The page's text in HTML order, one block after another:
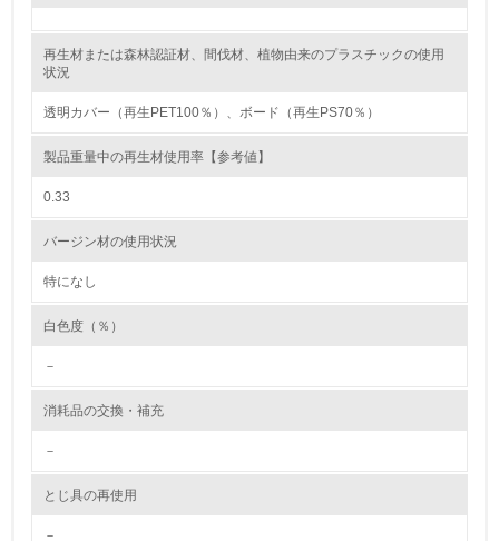
レベル2
5.
環境取り組み体制と成果を定期的に検証して次の活動に活
境対策を理解し、実践している
環境活動に関する規格やプログラムを導入している
4
第三者認証を取得している
再生材または森林認証材、間伐材、植物由来のプラスチックの使用
状況
透明カバー（再生PET100％）、ボード（再生PS70％）
製品重量中の再生材使用率【参考値】
0.33
バージン材の使用状況
特になし
白色度（％）
－
消耗品の交換・補充
－
とじ具の再使用
－